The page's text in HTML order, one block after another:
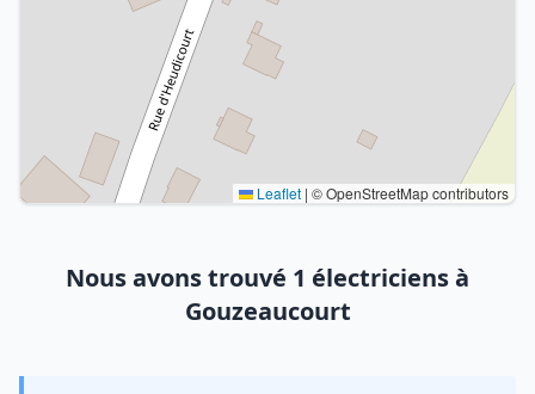
Leaflet | © OpenStreetMap contributors
Nous avons trouvé 1 électriciens à
Gouzeaucourt